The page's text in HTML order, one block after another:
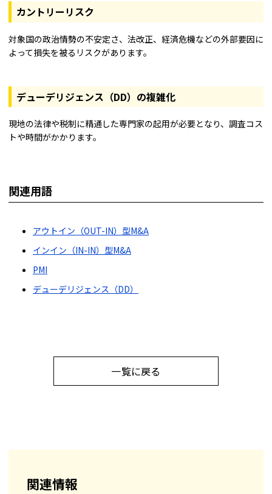
カントリーリスク
対象国の政治情勢の不安定さ、法改正、経済危機などの外部要因に
よって損失を被るリスクがあります。
デューデリジェンス（DD）の複雑化
現地の法律や税制に精通した専門家の起用が必要となり、調査コス
トや時間がかかります。
関連用語
アウトイン（OUT-IN）型M&A
インイン（IN-IN）型M&A
PMI
デューデリジェンス（DD）
一覧に戻る
関連情報